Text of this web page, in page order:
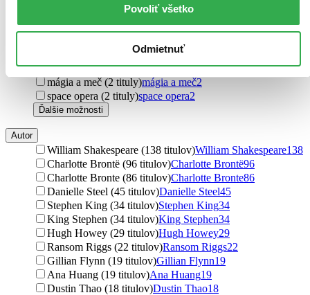
Povoliť všetko
Odmietnuť
komiksy (12 titulov)komiksy12
detektívky (10 titulov)detektívky10
manga3
náučné (2 tituly)náučné2
mágia a meč (2 tituly)mágia a meč2
space opera (2 tituly)space opera2
Ďalšie možnosti
Autor
William Shakespeare (138 titulov)William Shakespeare138
Charlotte Brontë (96 titulov)Charlotte Brontë96
Charlotte Bronte (86 titulov)Charlotte Bronte86
Danielle Steel (45 titulov)Danielle Steel45
Stephen King (34 titulov)Stephen King34
King Stephen (34 titulov)King Stephen34
Hugh Howey (29 titulov)Hugh Howey29
Ransom Riggs (22 titulov)Ransom Riggs22
Gillian Flynn (19 titulov)Gillian Flynn19
Ana Huang (19 titulov)Ana Huang19
Dustin Thao (18 titulov)Dustin Thao18